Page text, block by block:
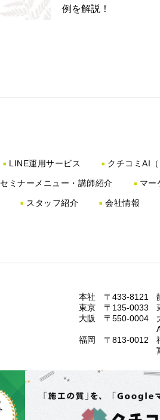
例を解説！
LINE運用サービス クチコミAI
セミナーメニュー・講師紹介 マー
スタッフ紹介 会社情報
本社 〒433-8121
東京 〒135-0033
大阪 〒550-0004
福岡 〒813-0012